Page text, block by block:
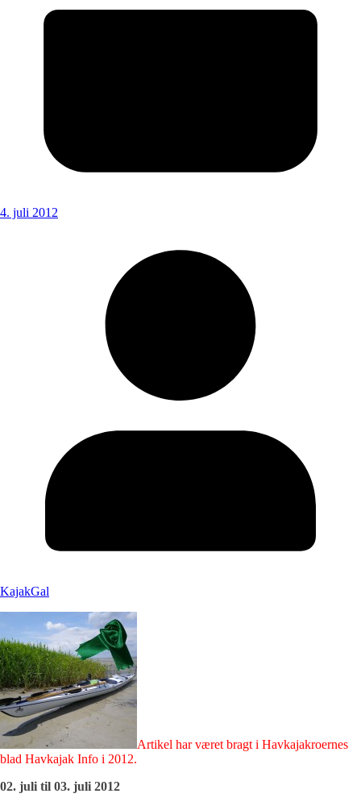
4. juli 2012
KajakGal
Artikel har været bragt i Havkajakroernes
blad Havkajak Info i 2012.
02. juli til 03. juli 2012